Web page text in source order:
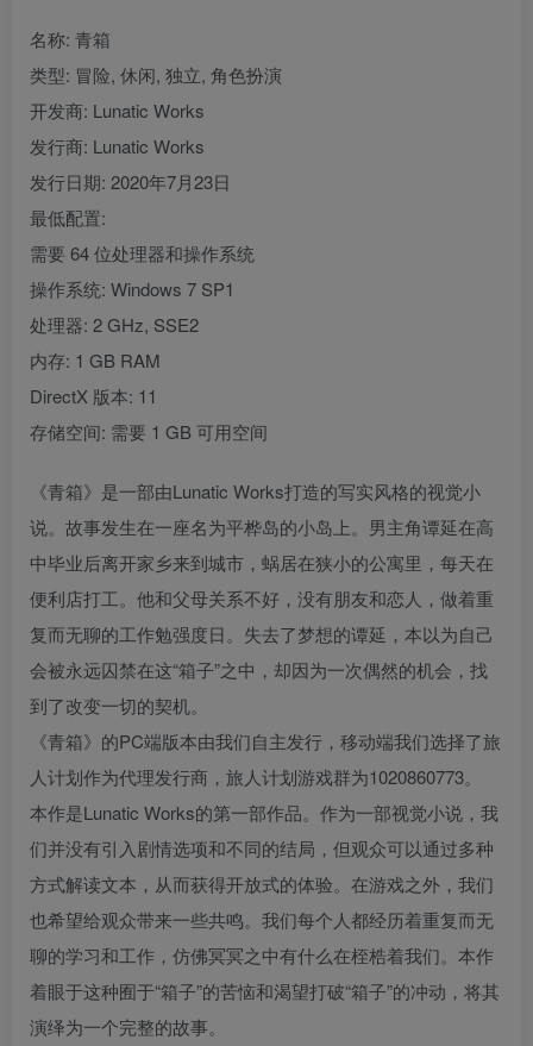
名称: 青箱
类型: 冒险, 休闲, 独立, 角色扮演
开发商: Lunatic Works
发行商: Lunatic Works
发行日期: 2020年7月23日
最低配置:
需要 64 位处理器和操作系统
操作系统: Windows 7 SP1
处理器: 2 GHz, SSE2
内存: 1 GB RAM
DirectX 版本: 11
存储空间: 需要 1 GB 可用空间
《青箱》是一部由Lunatic Works打造的写实风格的视觉小
说。故事发生在一座名为平桦岛的小岛上。男主角谭延在高
中毕业后离开家乡来到城市，蜗居在狭小的公寓里，每天在
便利店打工。他和父母关系不好，没有朋友和恋人，做着重
复而无聊的工作勉强度日。失去了梦想的谭延，本以为自己
会被永远囚禁在这“箱子”之中，却因为一次偶然的机会，找
到了改变一切的契机。
《青箱》的PC端版本由我们自主发行，移动端我们选择了旅
人计划作为代理发行商，旅人计划游戏群为1020860773。
本作是Lunatic Works的第一部作品。作为一部视觉小说，我
们并没有引入剧情选项和不同的结局，但观众可以通过多种
方式解读文本，从而获得开放式的体验。在游戏之外，我们
也希望给观众带来一些共鸣。我们每个人都经历着重复而无
聊的学习和工作，仿佛冥冥之中有什么在桎梏着我们。本作
着眼于这种囿于“箱子”的苦恼和渴望打破“箱子”的冲动，将其
演绎为一个完整的故事。